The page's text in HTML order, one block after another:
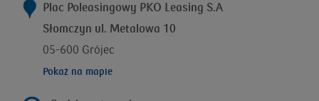
Plac Poleasingowy PKO Leasing S.A
Słomczyn ul. Metalowa 10
05-600 Grójec
Pokaż na mapie